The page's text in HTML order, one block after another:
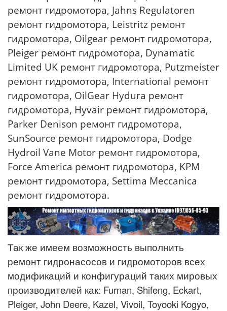
ремонт гидромотора, Jahns Regulatoren
ремонт гидромотора, Leistritz ремонт
гидромотора, Oilgear ремонт гидромотора,
Pleiger ремонт гидромотора, Dynamatic
Limited UK ремонт гидромотора, Putzmeister
ремонт гидромотора, International ремонт
гидромотора, OilGear Hydura ремонт
гидромотора, Hyvair ремонт гидромотора,
Parker Denison ремонт гидромотора,
SunSource ремонт гидромотора, Dodge
Hydroil Vane Motor ремонт гидромотора,
Force America ремонт гидромотора, KPM
ремонт гидромотора, Settima Meccanica
ремонт гидромотора.
Так же имеем возможность выполнить
ремонт гидронасосов и гидромоторов всех
модификаций и конфигураций таких мировых
производителей как: Furnan, Shifeng, Eckart,
Pleiger, John Deere, Kazel, Vivoil, Toyooki Kogyo,